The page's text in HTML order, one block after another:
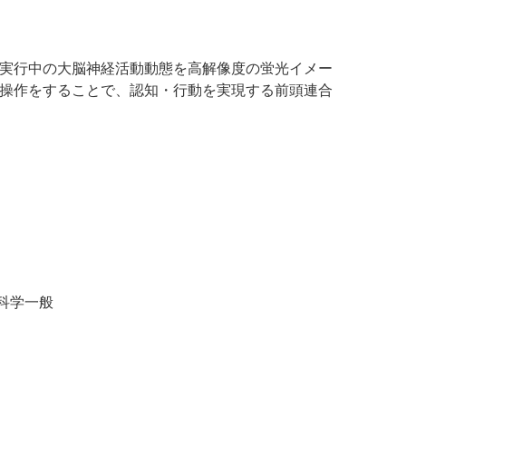
行中の大脳神経活動動態を高解像度の蛍光イメー
作をすることで、認知・行動を実現する前頭連合
学一般